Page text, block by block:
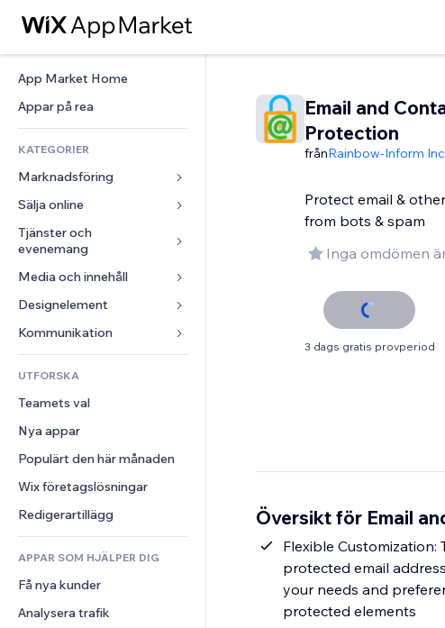
App Market Home
Appar på rea
KATEGORIER
Marknadsföring
Annonser
Mobil
Statistik
Sociala medier
SEO
Interaktioner
Listningar
E-post
Konvertering
Sälja online
Appar för butiker
Frakt och leverans
Sälj-knappar
Onlinekurser
Beställtryck
Redovisning
Kuponger och lojalitet
Lagerlösningar
Dropshipping
Priser och abonnemang
Crowdfunding
Mat och dryck
Tjänster och
evenemang
Hotell
Evenemang
Restauranger
Fastigheter
Bokningar
Media och innehåll
Galleri
Musik
Podcasts
Fotografering
Video
PDF
Fildelning
Nyheter
Designelement
Kartor och navigering
Integritet och säkerhet
Klocka
Sidmallar
Bildeffekter
Knappar och menyer
Banners och märken
Kalkylatorer
Sök
Väder
Diagram och tabeller
Formulär
Undersökningar
Chatt
Kommentarer
Telefon
Community
Omdömen och recensioner
CRM
UTFORSKA
Teamets val
Nya appar
Populärt den här månaden
Wix företagslösningar
Redigerartillägg
APPAR SOM HJÄLPER DIG
Få nya kunder
Analysera trafik
Email and
Protection
frånRainbow-Inform
Protect email &
from bots & spam
Inga omdömen
3 dags gratis provperiod
Översikt för Email
Flexible
protected email
your needs and
protected elements